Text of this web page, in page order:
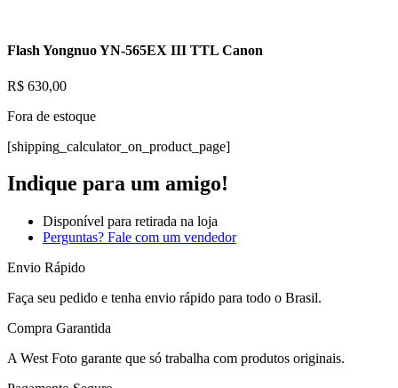
Flash Yongnuo YN-565EX III TTL Canon
R$ 630,00
Fora de estoque
[shipping_calculator_on_product_page]
Indique para um amigo!
Disponível para retirada na loja
Perguntas? Fale com um vendedor
Envio Rápido
Faça seu pedido e tenha envio rápido para todo o Brasil.
Compra Garantida
A West Foto garante que só trabalha com produtos originais.